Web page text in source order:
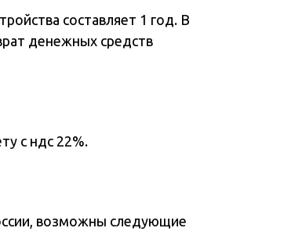
составляет 1 год. В
денежных средств
с ндс 22%.
возможны следующие